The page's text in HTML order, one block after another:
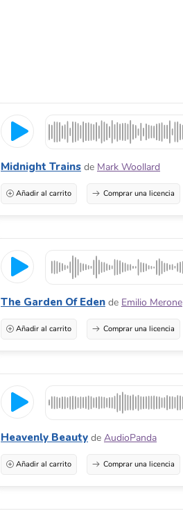
Midnight Trains de Mark Woollard
Añadir al carrito Comprar una licencia
The Garden Of Eden de Emilio Merone
Añadir al carrito Comprar una licencia
Heavenly Beauty de AudioPanda
Añadir al carrito Comprar una licencia